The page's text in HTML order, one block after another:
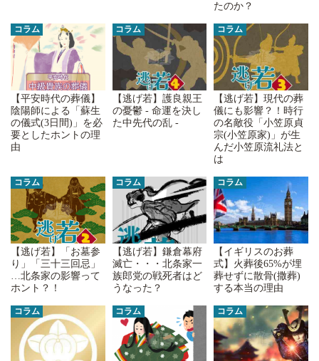
たのか？
コラム
【平安時代の葬儀】
陰陽師による「蘇生
の儀式(3日間)」を必
要としたホントの理
由
コラム
【逃げ若】護良親王
の憂鬱 - 命運を決し
た中先代の乱 -
コラム
【逃げ若】現代の葬
儀にも影響？！時行
の名敵役「小笠原貞
宗(小笠原家)」が生
んだ小笠原流礼法と
は
コラム
【逃げ若】「お墓参
り」「三十三回忌」
…北条家の影響って
ホント？！
コラム
【逃げ若】鎌倉幕府
滅亡・・・北条家一
族郎党の戦死者はど
うなった？
コラム
【イギリスのお葬
式】火葬後65%が埋
葬せずに散骨(撒葬)
する本当の理由
コラム コラム コラム